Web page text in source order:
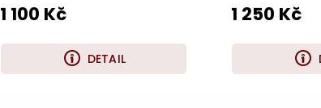
1 100 Kč
DETAIL
1 250 Kč